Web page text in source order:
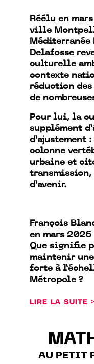
Réélu en
ville
Delafosse
culturelle
contexte
réduction
de
Pour lui, la
supplément
d’ajustement
colonne
urbaine et
transmission,
d’avenir.
François
en mars
Que signifie
maintenir
forte à
Métropole ?
LIRE LA SUITE
AU PETIT